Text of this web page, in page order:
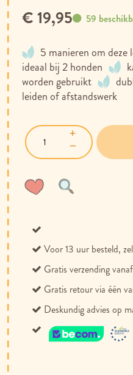
5 manieren om deze
ideaal bij 2 honden
worden gebruikt
leiden of afstandswerk
59
€ 19,95
Voor 13 uur besteld,
Gratis verzending
Gratis retour via één
Deskundig advies op